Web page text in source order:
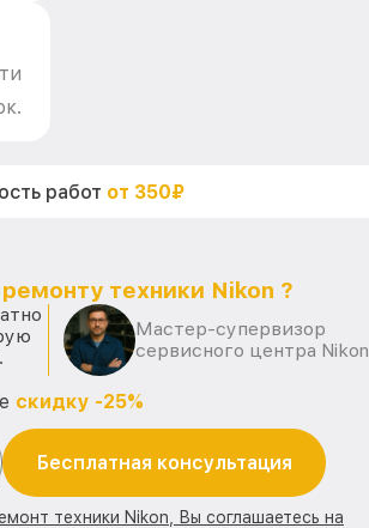
работ от 350₽
техники Nikon ?
Мастер-супервизор
сервисного центра Nikon
скидку -25%
Бесплатная консультация
техники Nikon, Вы соглашаетесь на